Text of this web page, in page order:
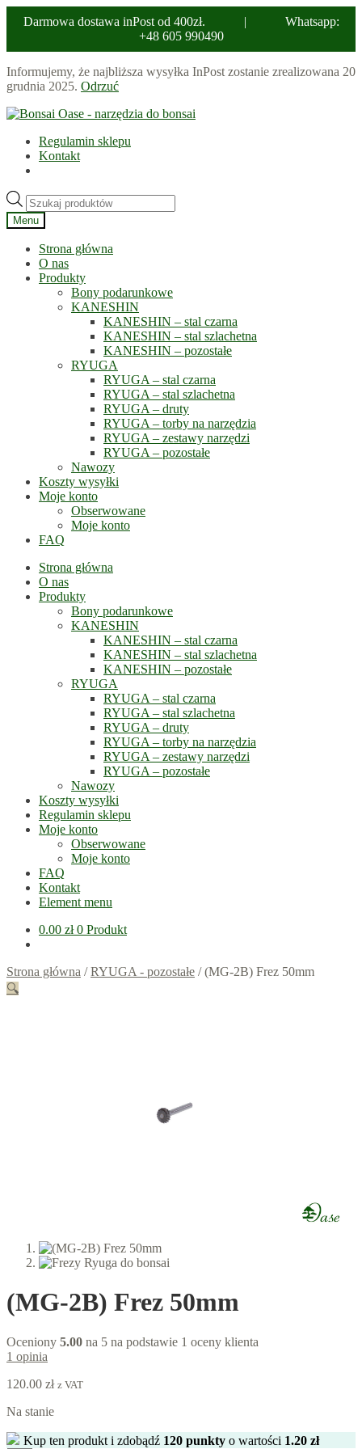
Darmowa dostawa inPost od 400zł. |
Whatsapp:
+48 605 990490
Informujemy, że najbliższa wysyłka InPost zostanie zrealizowana 20
grudnia 2025. Odrzuć
Przejdź
nawigacji
Przejdź
treści
Regulamin sklepu
Kontakt
Wyszukiwarka
produktów
Menu
Strona główna
O nas
Produkty
Bony podarunkowe
KANESHIN
KANESHIN – stal czarna
KANESHIN – stal szlachetna
KANESHIN – pozostałe
RYUGA
RYUGA – stal czarna
RYUGA – stal szlachetna
RYUGA – druty
RYUGA – torby na narzędzia
RYUGA – zestawy narzędzi
RYUGA – pozostałe
Nawozy
Koszty wysyłki
Moje konto
Obserwowane
Moje konto
FAQ
Strona główna
O nas
Produkty
Bony podarunkowe
KANESHIN
KANESHIN – stal czarna
KANESHIN – stal szlachetna
KANESHIN – pozostałe
RYUGA
RYUGA – stal czarna
RYUGA – stal szlachetna
RYUGA – druty
RYUGA – torby na narzędzia
RYUGA – zestawy narzędzi
RYUGA – pozostałe
Nawozy
Koszty wysyłki
Regulamin sklepu
Moje konto
Obserwowane
Moje konto
FAQ
Kontakt
Element menu
0.00 zł 0 Produkt
Strona główna /RYUGA - pozostałe /(MG-2B) Frez 50mm
🔍
(MG-2B) Frez 50mm
Oceniony 5.00 na 5 na podstawie 1 oceny klienta
1 opinia
120.00 zł z VAT
Na stanie
Kup ten produkt i zdobądź 120 punkty o wartości 1.20 zł